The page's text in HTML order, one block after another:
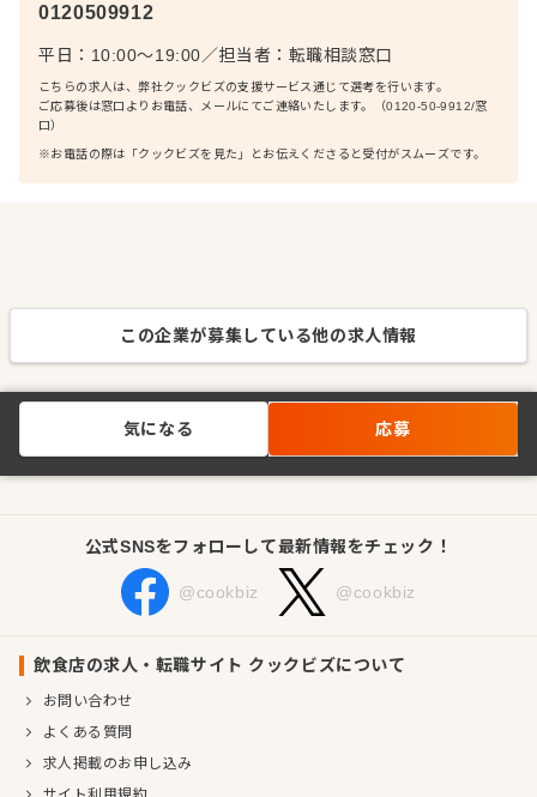
0120509912
平日：10:00〜19:00／担当者： 転職相談窓口
こちらの求人は、弊社クックビズの支援サービス通じて選考を行います。
ご応募後は窓口よりお電話、メールにてご連絡いたします。（0120-50-9912/窓
口）
※お電話の際は「クックビズを見た」とお伝えくださると受付がスムーズです。
この企業が募集している他の求人情報
気になる 応募
公式SNSをフォローして最新情報をチェック！
@cookbiz @cookbiz
飲食店の求人・転職サイト クックビズについて
お問い合わせ
よくある質問
求人掲載のお申し込み